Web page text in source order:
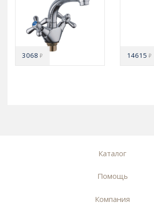
3068₽ 14615₽
Каталог
Помощь
Компания